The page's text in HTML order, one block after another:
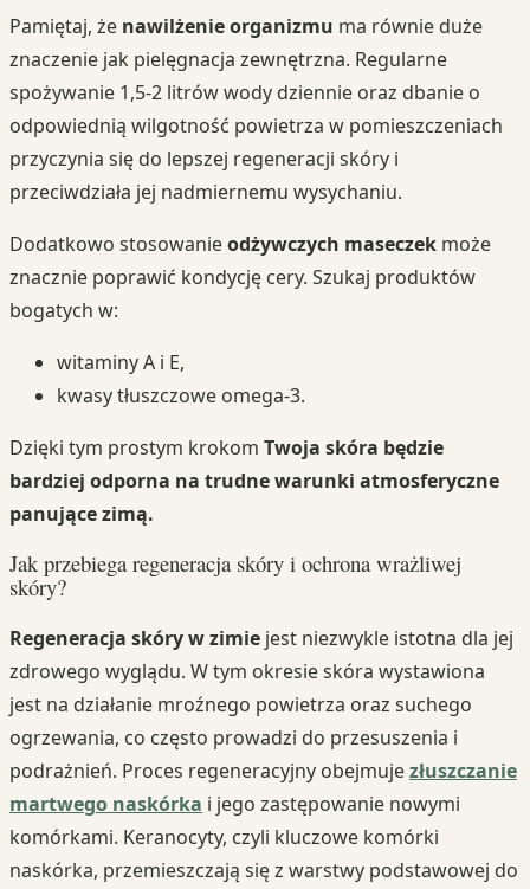
Pamiętaj, że nawilżenie organizmu ma równie duże
znaczenie jak pielęgnacja zewnętrzna. Regularne
spożywanie 1,5-2 litrów wody dziennie oraz dbanie o
odpowiednią wilgotność powietrza w pomieszczeniach
przyczynia się do lepszej regeneracji skóry i
przeciwdziała jej nadmiernemu wysychaniu.
Dodatkowo stosowanieodżywczych maseczek może
znacznie poprawić kondycję cery. Szukaj produktów
bogatych w:
witaminy A i E,
kwasy tłuszczowe omega-3.
Dzięki tym prostym krokom Twoja skóra będzie
bardziej odporna na trudne warunki atmosferyczne
panujące zimą.
Jak przebiega regeneracja skóry i ochrona wrażliwej
skóry?
Regeneracja skóry w zimie jest niezwykle istotna dla jej
zdrowego wyglądu. W tym okresie skóra wystawiona
jest na działanie mroźnego powietrza oraz suchego
ogrzewania, co często prowadzi do przesuszenia i
podrażnień. Proces regeneracyjny obejmujezłuszczanie
martwego naskórka i jego zastępowanie nowymi
komórkami. Keranocyty, czyli kluczowe komórki
naskórka, przemieszczają się z warstwy podstawowej do